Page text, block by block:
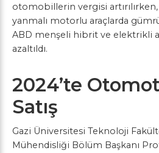
otomobillerin vergisi
yanmalı motorlu araçlarda
ABD menşeli hibrit ve elektrikli
azaltıldı.
2024’te
Satış
Gazi Üniversitesi Teknoloji
Mühendisliği Bölüm Başkanı